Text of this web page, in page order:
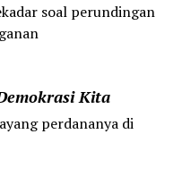
soal perundingan
Kita
perdananya di